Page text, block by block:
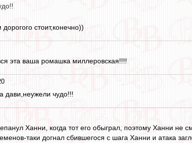
стоит,конечно))
эта ваша ромашка миллеровская!!!!
дави,неужели чудо!!!
Ханни, когда тот его обыграл, поэтому Ханни
таки догнал сбившегося с шага Ханни и атака